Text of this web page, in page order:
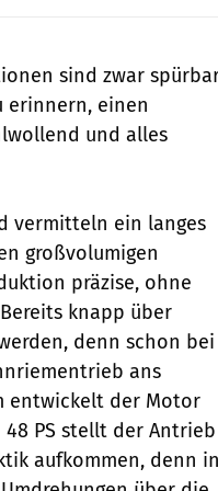
sind zwar
erinnern, einen
und alles
vermitteln ein langes
großvolumigen
präzise, ohne
knapp über
denn schon bei
ans
entwickelt der Motor
PS stellt der Antrieb
aufkommen, denn